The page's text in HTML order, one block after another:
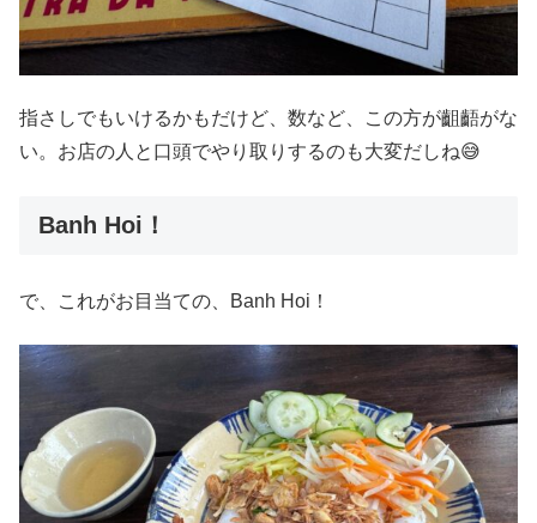
指さしでもいけるかもだけど、数など、この方が齟齬がな
い。お店の人と口頭でやり取りするのも大変だしね😅
Banh Hoi！
で、これがお目当ての、Banh Hoi！